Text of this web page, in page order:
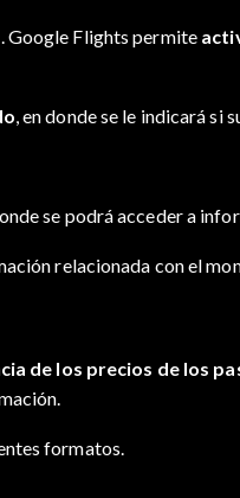
Google Flights permite
, en donde se le indicará si
se podrá acceder a
relacionada con el
de los precios de los
formatos.